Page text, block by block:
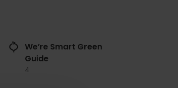
We’re Smart Green
Guide
4